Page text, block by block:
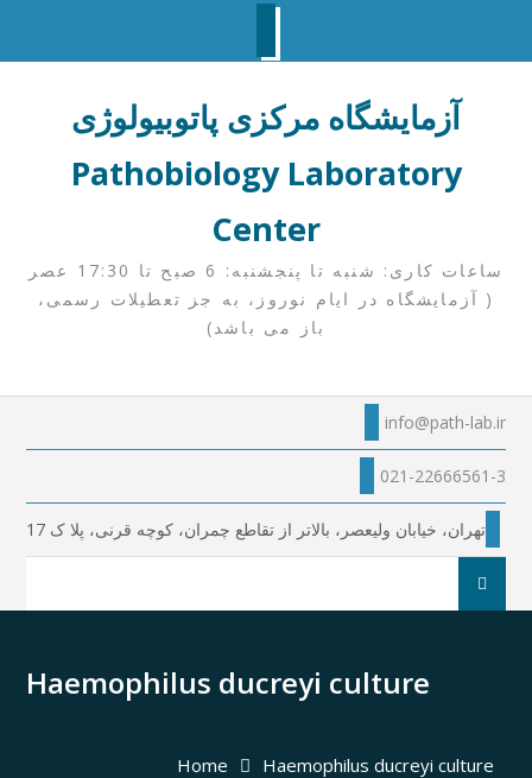
Skip
آزمایشگاه مرکزی پاتوبیولوژی
Pathobiology Laboratory
Center
ساعات کاری: شنبه تا پنجشنبه: 6 صبح تا 17:30 عصر
( آزمایشگاه در ایام نوروز، به جز تعطیلات رسمی،
باز می باشد)
info@path-lab.ir
021-22666561-3
تهران، خیابان ولیعصر، بالاتر از تقاطع چمران، کوچه قرنی، پلا ک 17
جست
Haemophilus ducreyi culture
Home Haemophilus ducreyi culture